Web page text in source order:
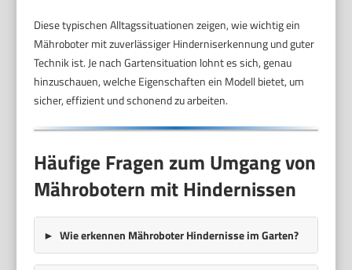
Diese typischen Alltagssituationen zeigen, wie wichtig ein
Mähroboter mit zuverlässiger Hinderniserkennung und guter
Technik ist. Je nach Gartensituation lohnt es sich, genau
hinzuschauen, welche Eigenschaften ein Modell bietet, um
sicher, effizient und schonend zu arbeiten.
Häufige Fragen zum Umgang von
Mährobotern mit Hindernissen
Wie erkennen Mähroboter Hindernisse im Garten?